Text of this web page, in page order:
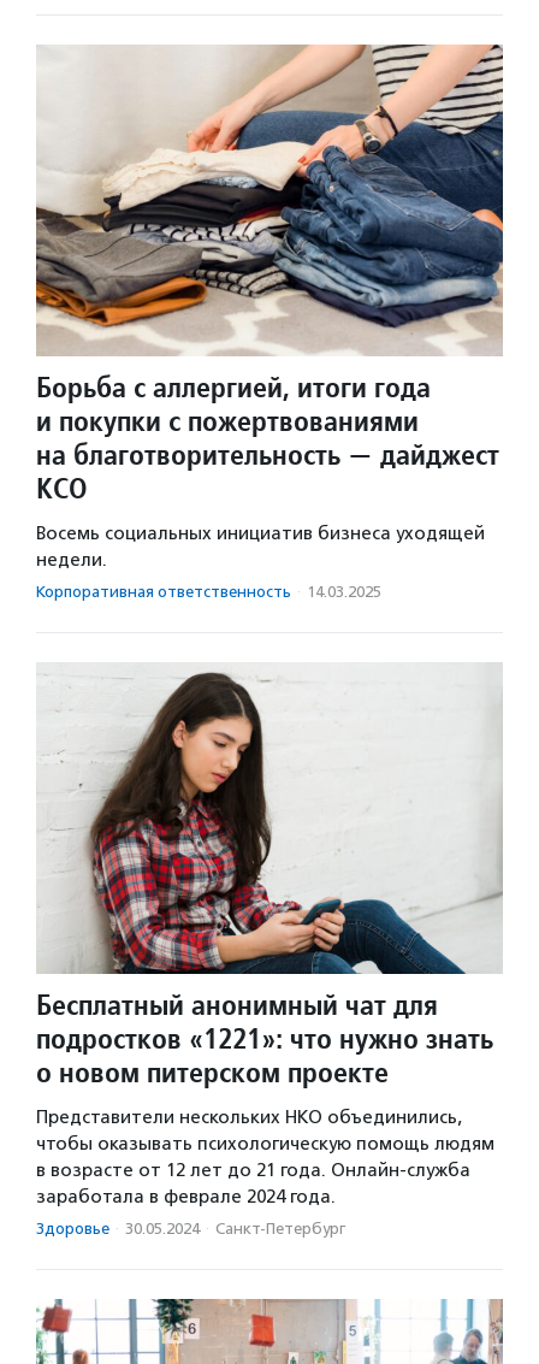
Борьба с аллергией, итоги года
и покупки с пожертвованиями
на благотворительность — дайджест
КСО
Восемь социальных инициатив бизнеса уходящей
недели.
Корпоративная ответственность · 14.03.2025
Бесплатный анонимный чат для
подростков «1221»: что нужно знать
о новом питерском проекте
Представители нескольких НКО объединились,
чтобы оказывать психологическую помощь людям
в возрасте от 12 лет до 21 года. Онлайн-служба
заработала в феврале 2024 года.
Здоровье · 30.05.2024 · Санкт-Петербург